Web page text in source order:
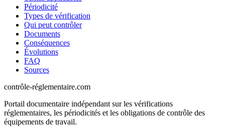
Périodicité
Types de vérification
Qui peut contrôler
Documents
Conséquences
Évolutions
FAQ
Sources
contrôle-réglementaire.com
Portail documentaire indépendant sur les vérifications
réglementaires, les périodicités et les obligations de contrôle des
équipements de travail.